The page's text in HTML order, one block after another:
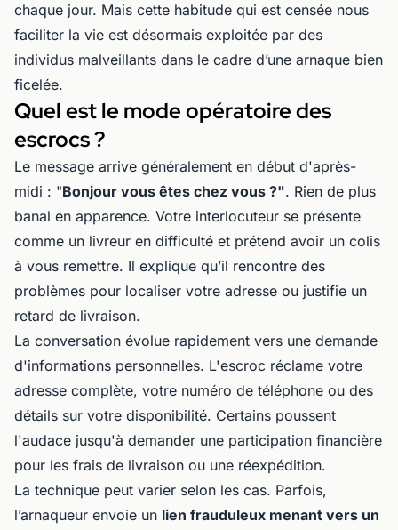
chaque jour. Mais cette habitude qui est censée nous
faciliter la vie est désormais exploitée par des
individus malveillants dans le cadre d’une arnaque bien
ficelée.
Quel est le mode opératoire des
escrocs ?
Le message arrive généralement en début d'après-
midi : "Bonjour vous êtes chez vous ?". Rien de plus
banal en apparence. Votre interlocuteur se présente
comme un livreur en difficulté et prétend avoir un colis
à vous remettre. Il explique qu’il rencontre des
problèmes pour localiser votre adresse ou justifie un
retard de livraison.
La conversation évolue rapidement vers une demande
d'informations personnelles. L'escroc réclame votre
adresse complète, votre numéro de téléphone ou des
détails sur votre disponibilité. Certains poussent
l'audace jusqu'à demander une participation financière
pour les frais de livraison ou une réexpédition.
La technique peut varier selon les cas. Parfois,
l’arnaqueur envoie un lien frauduleux menant vers un